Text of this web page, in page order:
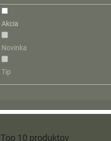
Akcia
Novinka
Tip
Top 10 produktov